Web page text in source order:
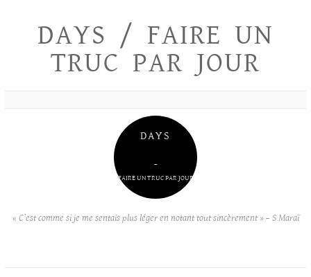
DAYS / FAIRE UN
TRUC PAR JOUR
DAYS
–
FAIRE UN TRUC PAR JOUR
« C’est comme si je me sentais plus léger en notant tout sincèrement » – S Maraï